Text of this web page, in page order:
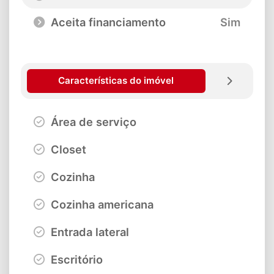
Aceita financiamento
Sim
Características do imóvel
Área de serviço
Closet
Cozinha
Cozinha americana
Entrada lateral
Escritório